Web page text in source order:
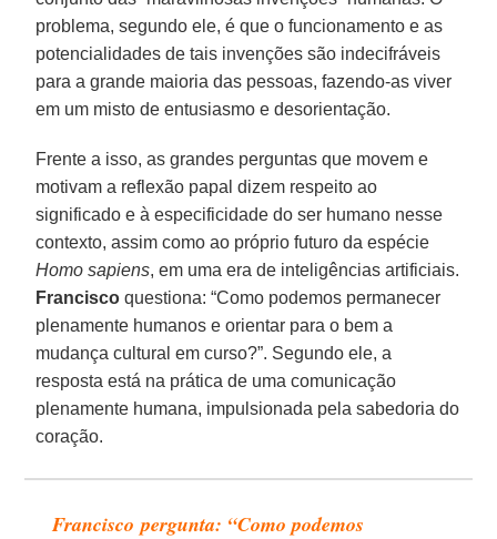
problema, segundo ele, é que o funcionamento e as
potencialidades de tais invenções são indecifráveis
para a grande maioria das pessoas, fazendo-as viver
em um misto de entusiasmo e desorientação.
Frente a isso, as grandes perguntas que movem e
motivam a reflexão papal dizem respeito ao
significado e à especificidade do ser humano nesse
contexto, assim como ao próprio futuro da espécie
Homo sapiens, em uma era de inteligências artificiais.
Francisco questiona: “Como podemos permanecer
plenamente humanos e orientar para o bem a
mudança cultural em curso?”. Segundo ele, a
resposta está na prática de uma comunicação
plenamente humana, impulsionada pela sabedoria do
coração.
Francisco pergunta: “Como podemos